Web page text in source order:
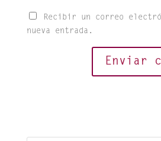
Recibir un correo
nueva entrada.